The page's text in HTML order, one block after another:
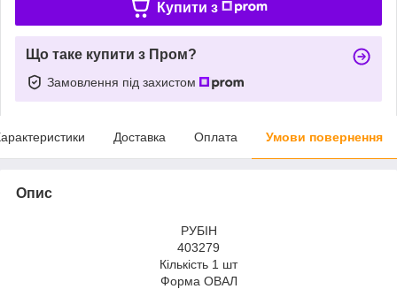
Купити з
Що таке купити з Пром?
Замовлення під захистом
Доставка Оплата Умови повернення
Опис
РУБІН
403279
Кількість 1 шт
Форма ОВАЛ